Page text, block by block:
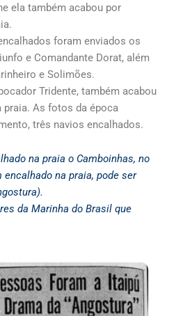
ela também acabou por
foram enviados os
e Comandante Dorat, além
e Solimões.
Tridente, também acabou
praia. As fotos da época
três navios encalhados.
na praia o Camboinhas, no
na praia, pode ser
da Marinha do Brasil que